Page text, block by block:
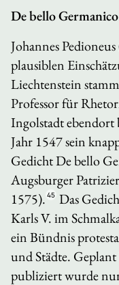
De bello Germanico
Johannes
plausiblen
Liechtenstein
Professor für
Ingolstadt ebendort
Jahr 1547 sein
GedichtDe bello
Augsburger
1575). 45 Das
Karls V. im
ein Bündnis
und Städte.
publiziert wurde